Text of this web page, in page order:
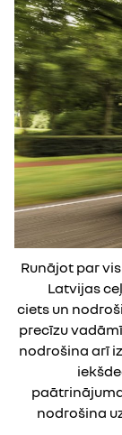
Runājot par
Latvijas
ciets un
precīzu
nodrošina arī
nodrošina